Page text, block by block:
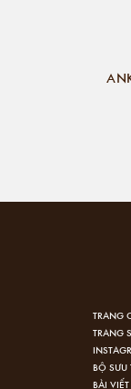
TRANG
TRANG
BỘ SƯU
BÀI VIẾT